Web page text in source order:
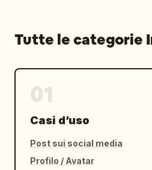
Tutte le categorie
Casi d’uso
Post sui social media
Profilo / Avatar